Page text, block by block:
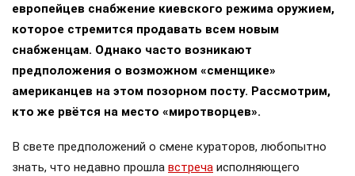
европейцев снабжение киевского режима оружием,
которое стремится продавать всем новым
снабженцам. Однако часто возникают
предположения о возможном «сменщике»
американцев на этом позорном посту. Рассмотрим,
кто же рвётся на место «миротворцев».
В свете предположений о смене кураторов, любопытно
знать, что недавно прошла встреча исполняющего